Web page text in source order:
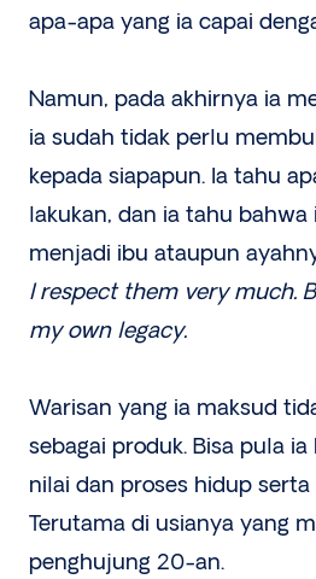
apa-apa yang ia capai
Namun, pada akhirnya ia
ia sudah tidak perlu
kepada siapapun. Ia tahu
lakukan, dan ia tahu bahwa
menjadi ibu ataupun
I respect them very much.
my own legacy.
Warisan yang ia maksud
sebagai produk. Bisa pula
nilai dan proses hidup serta
Terutama di usianya yang
penghujung 20-an.